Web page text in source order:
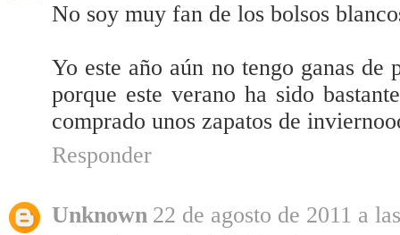
No soy muy fan de los bolsos
Yo este año aún no tengo ganas de
porque este verano ha sido
comprado unos zapatos de
Responder
Unknown 22 de agosto de 2011 a